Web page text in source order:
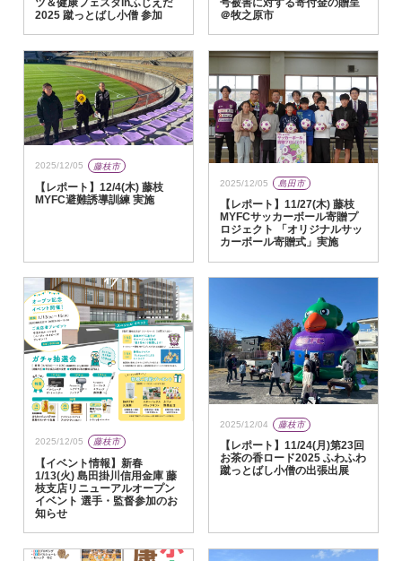
ツ＆健康フェスタinふじえだ
2025 蹴っとばし小僧 参加
号被害に対する寄付金の贈呈
＠牧之原市
2025/12/05 藤枝市
【レポート】12/4(木) 藤枝
MYFC避難誘導訓練 実施
2025/12/05 島田市
【レポート】11/27(木) 藤枝
MYFCサッカーボール寄贈プ
ロジェクト 「オリジナルサッ
カーボール寄贈式」実施
2025/12/05 藤枝市
【イベント情報】新春
1/13(火) 島田掛川信用金庫 藤
枝支店リニューアルオープン
イベント 選手・監督参加のお
知らせ
2025/12/04 藤枝市
【レポート】11/24(月)第23回
お茶の香ロード2025 ふわふわ
蹴っとばし小僧の出張出展